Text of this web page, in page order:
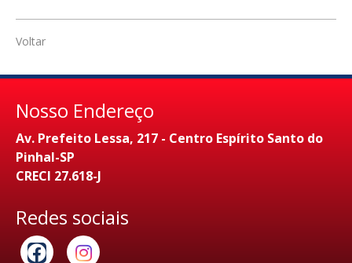
Voltar
Nosso Endereço
Av. Prefeito Lessa, 217 - Centro Espírito Santo do
Pinhal-SP
CRECI 27.618-J
Redes sociais